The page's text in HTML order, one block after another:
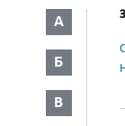
А
Б
В